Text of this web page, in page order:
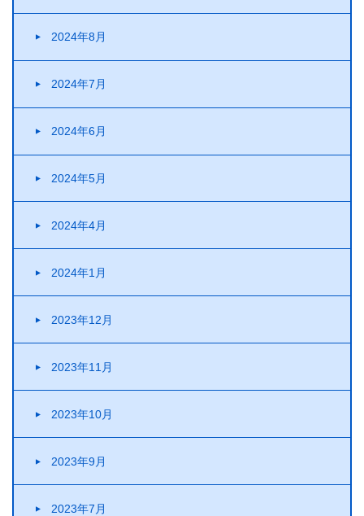
2024年8月
2024年7月
2024年6月
2024年5月
2024年4月
2024年1月
2023年12月
2023年11月
2023年10月
2023年9月
2023年7月